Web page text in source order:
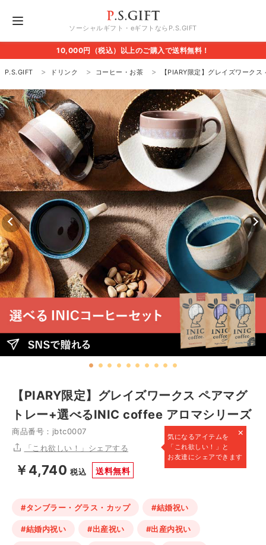
ソーシャルギフト・eギフトならP.S.GIFT
10,000円（税込）以上のご購入で送料無料！
P.S.GIFT ドリンク コーヒー・お茶 【PIARY限定】グレイズワーク
【PIARY限定】グレイズワークス ペアマグ
トレー+選べるINIC coffee アロマシリーズ
商品番号：jbtc0007 ×
気になるアイテムを
「これ欲しい！」と
お友達にシェアできます
「これ欲しい！」シェアする
￥4,740 税込 送料無料
#タンブラー・グラス・カップ #結婚祝い
#結婚内祝い #出産祝い #出産内祝い